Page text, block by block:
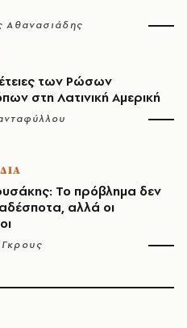
Αθανασιάδης
των Ρώσων
στη Λατινική Αμερική
Το πρόβλημα δεν
αδέσποτα, αλλά οι